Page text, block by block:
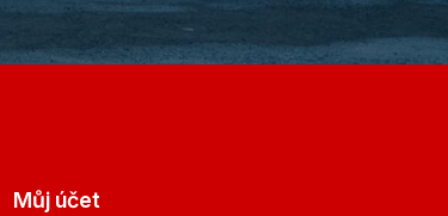
Můj účet